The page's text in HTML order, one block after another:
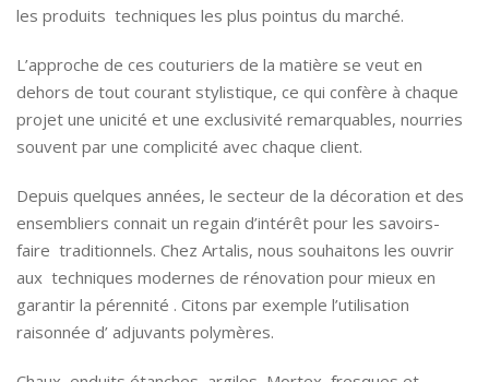
les produits techniques les plus pointus du marché.
L’approche de ces couturiers de la matière se veut en
dehors de tout courant stylistique, ce qui confère à chaque
projet une unicité et une exclusivité remarquables, nourries
souvent par une complicité avec chaque client.
Depuis quelques années, le secteur de la décoration et des
ensembliers connait un regain d’intérêt pour les savoirs-
faire traditionnels. Chez Artalis, nous souhaitons les ouvrir
aux techniques modernes de rénovation pour mieux en
garantir la pérennité . Citons par exemple l’utilisation
raisonnée d’ adjuvants polymères.